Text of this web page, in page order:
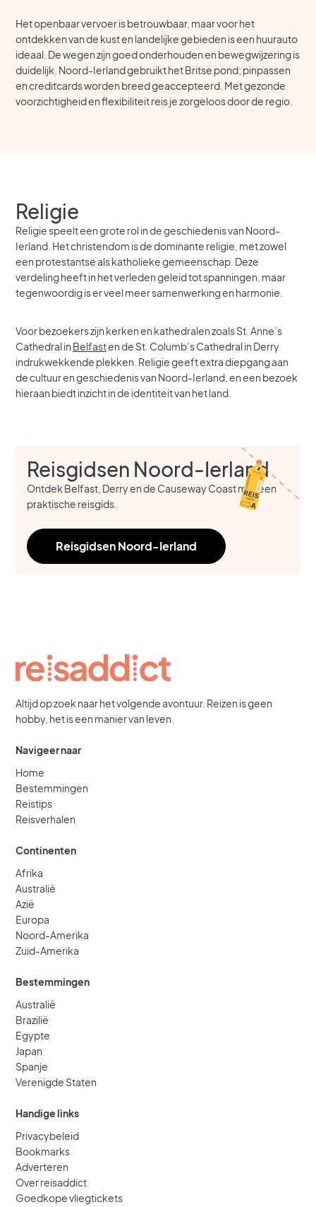
Het openbaar vervoer is betrouwbaar, maar voor het
ontdekken van de kust en landelijke gebieden is een huurauto
ideaal. De wegen zijn goed onderhouden en bewegwijzering is
duidelijk. Noord-Ierland gebruikt het Britse pond; pinpassen
en creditcards worden breed geaccepteerd. Met gezonde
voorzichtigheid en flexibiliteit reis je zorgeloos door de regio.
Religie
Religie speelt een grote rol in de geschiedenis van Noord-
Ierland. Het christendom is de dominante religie, met zowel
een protestantse als katholieke gemeenschap. Deze
verdeling heeft in het verleden geleid tot spanningen, maar
tegenwoordig is er veel meer samenwerking en harmonie.
Voor bezoekers zijn kerken en kathedralen zoals St. Anne’s
Cathedral in Belfasten de St. Columb’s Cathedral in Derry
indrukwekkende plekken. Religie geeft extra diepgang aan
de cultuur en geschiedenis van Noord-Ierland, en een bezoek
hieraan biedt inzicht in de identiteit van het land.
Reisgidsen Noord-Ierland
Ontdek Belfast, Derry en de Causeway Coast met een
praktische reisgids.
Reisgidsen Noord-Ierland
Altijd op zoek naar het volgende avontuur. Reizen is geen
hobby, het is een manier van leven.
Navigeer naar
Home
Bestemmingen
Reistips
Reisverhalen
Continenten
Afrika
Australië
Azië
Europa
Noord-Amerika
Zuid-Amerika
Bestemmingen
Australië
Brazilië
Egypte
Japan
Spanje
Verenigde Staten
Handige links
Privacybeleid
Bookmarks
Adverteren
Over reisaddict
Goedkope vliegtickets